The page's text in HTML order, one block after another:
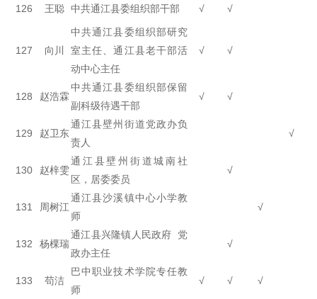
126 王聪 中共通江县委组织部干部 √ √
127 向川
中共通江县委组织部研究
室主任、通江县老干部活
动中心主任
√ √
128 赵浩霖
中共通江县委组织部保留
副科级待遇干部
√ √
129 赵卫东
通江县壁州街道党政办负
责人
√
130 赵梓雯
通江县壁州街道城南社
区，居委委员
√
131 周树江
通江县沙溪镇中心小学教
师
√
132 杨棵瑞
通江县兴隆镇人民政府 党
政办主任
√
133 苟洁
巴中职业技术学院专任教
师
√ √ √